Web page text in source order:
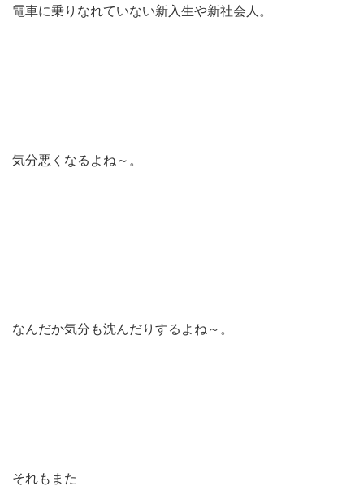
電車に乗りなれていない新入生や新社会人。
気分悪くなるよね～。
なんだか気分も沈んだりするよね～。
それもまた